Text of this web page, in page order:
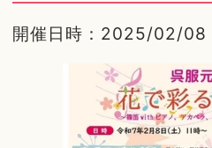
開催日時：2025/02/08